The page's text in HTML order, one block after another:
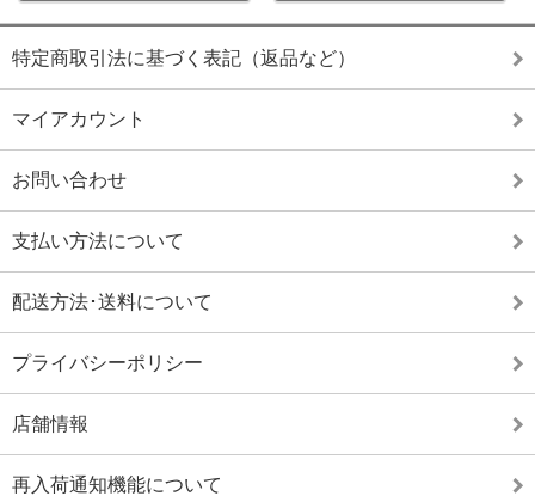
特定商取引法に基づく表記（返品など）
マイアカウント
お問い合わせ
支払い方法について
配送方法･送料について
プライバシーポリシー
店舗情報
再入荷通知機能について